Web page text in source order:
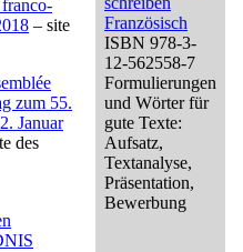
Französisch
ISBN 978-3-
12-562558-7
Formulierungen
und Wörter für
gute Texte:
Aufsatz,
Textanalyse,
Präsentation,
Bewerbung
franco-
– site
zum 55.
Januar
des